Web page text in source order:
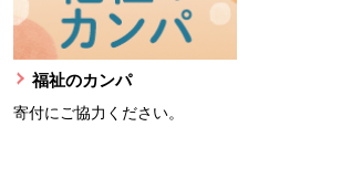
福祉のカンパ
寄付にご協力ください。